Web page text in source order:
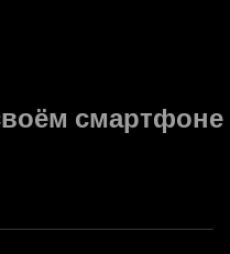
смартфоне